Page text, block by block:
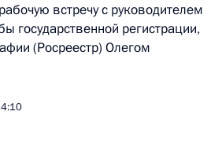
встречу с руководителем
государственной регистрации,
(Росреестр) Олегом